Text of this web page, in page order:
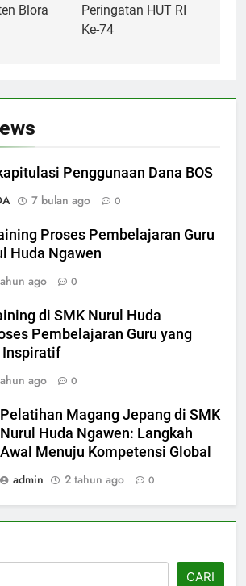
Blora
Peringatan HUT RI
Ke-74
Penggunaan Dana BOS
7 bulan ago 0
Proses Pembelajaran Guru
Huda Ngawen
ago 0
di SMK Nurul Huda
Pembelajaran Guru yang
Inspiratif
ago 0
Pelatihan Magang Jepang di SMK
Nurul Huda Ngawen: Langkah
Awal Menuju Kompetensi Global
admin
2 tahun ago 0
CARI
Berlangsung Sukses Try Out
UKK SMK Nurul Huda Ngawen!
Siswa Siap Hadapi UKK Januari
SMK PUSAT KEUNGGULAN
FASHION